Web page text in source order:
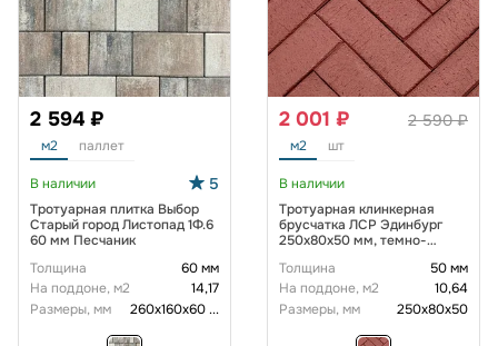
2 594 ₽
м2 паллет
В наличии 5
Тротуарная плитка Выбор
Старый город Листопад 1Ф.6
60 мм Песчаник
Толщина
60 мм
На поддоне, м2
14,17
Размеры, мм
260х160х60...
2 590 ₽
2 001 ₽
м2 шт
В наличии
Тротуарная клинкерная
брусчатка ЛСР Эдинбург
250х80х50 мм, темно-
Толщина
50 мм
На поддоне, м2
10,64
Размеры, мм
250х80х50